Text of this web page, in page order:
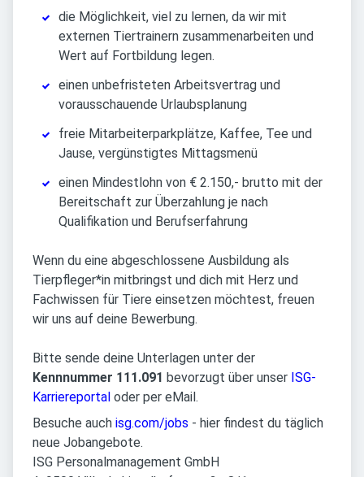
die Möglichkeit, viel zu lernen, da wir mit
externen Tiertrainern zusammenarbeiten und
Wert auf Fortbildung legen.
einen unbefristeten Arbeitsvertrag und
vorausschauende Urlaubsplanung
freie Mitarbeiterparkplätze, Kaffee, Tee und
Jause, vergünstigtes Mittagsmenü
einen Mindestlohn von € 2.150,- brutto mit der
Bereitschaft zur Überzahlung je nach
Qualifikation und Berufserfahrung
Wenn du eine abgeschlossene Ausbildung als
Tierpfleger*in mitbringst und dich mit Herz und
Fachwissen für Tiere einsetzen möchtest, freuen
wir uns auf deine Bewerbung.
Bitte sende deine Unterlagen unter der
Kennnummer 111.091 bevorzugt über unser ISG-
Karriereportal oder per eMail.
Besuche auch isg.com/jobs - hier findest du täglich
neue Jobangebote.
ISG Personalmanagement GmbH